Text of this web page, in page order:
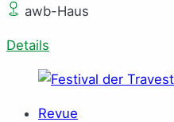
awb-Haus
Details
Revue